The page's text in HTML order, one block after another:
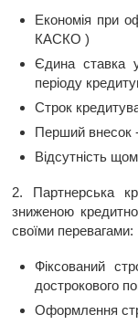
Економія при
КАСКО )
Єдина ставка
періоду
Cтрок
Перший внесок -
Відсутність
2. Партнерська
зниженою
своїми перевагами:
Фіксований
дострокового
Оформлення